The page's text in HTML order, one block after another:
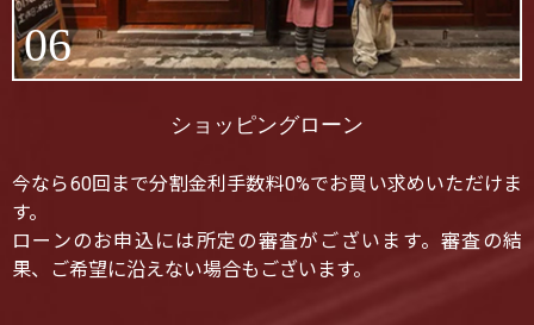
06
ショッピングローン
今なら60回まで分割金利手数料0%でお買い求めいただけま
す。
ローンのお申込には所定の審査がございます。審査の結
果、ご希望に沿えない場合もございます。